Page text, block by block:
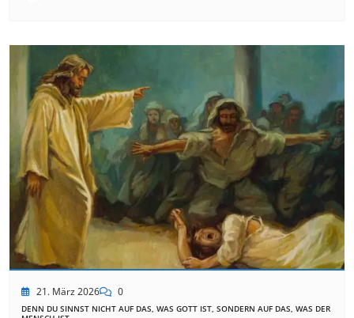
21. März 2026 0
DENN DU SINNST NICHT AUF DAS, WAS GOTT IST, SONDERN AUF DAS, WAS DER